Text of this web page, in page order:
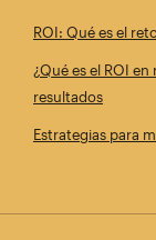
ROI: Qué es el
¿Qué es el ROI
resultados
Estrategias para